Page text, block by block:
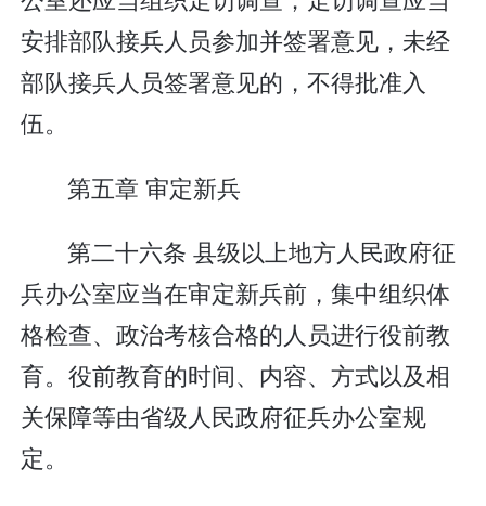
安排部队接兵人员参加并签署意见，未经
部队接兵人员签署意见的，不得批准入
伍。
第五章 审定新兵
第二十六条 县级以上地方人民政府征
兵办公室应当在审定新兵前，集中组织体
格检查、政治考核合格的人员进行役前教
育。役前教育的时间、内容、方式以及相
关保障等由省级人民政府征兵办公室规
定。